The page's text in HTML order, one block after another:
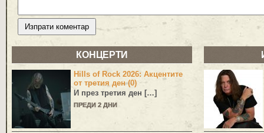
КОНЦЕРТИ
Hills of Rock 2026: Акцентите
от третия ден (0)
И през третия ден […]
ПРЕДИ 2 ДНИ